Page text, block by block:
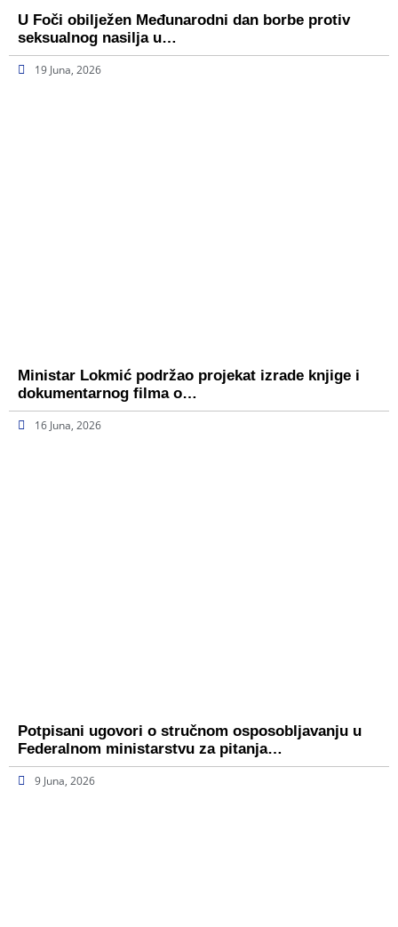
U Foči obilježen Međunarodni dan borbe protiv
seksualnog nasilja u…
19 Juna, 2026
Ministar Lokmić podržao projekat izrade knjige i
dokumentarnog filma o…
16 Juna, 2026
Potpisani ugovori o stručnom osposobljavanju u
Federalnom ministarstvu za pitanja…
9 Juna, 2026